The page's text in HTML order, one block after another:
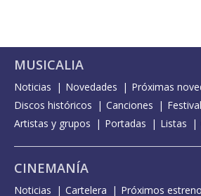
MUSICALIA
Noticias Novedades
Próximas
Discos históricos
Canciones
Artistas y grupos
Portadas Listas
CINEMANÍA
Noticias Cartelera Próximos